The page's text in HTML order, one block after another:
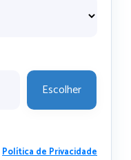
Escolher
Política de Privacidade